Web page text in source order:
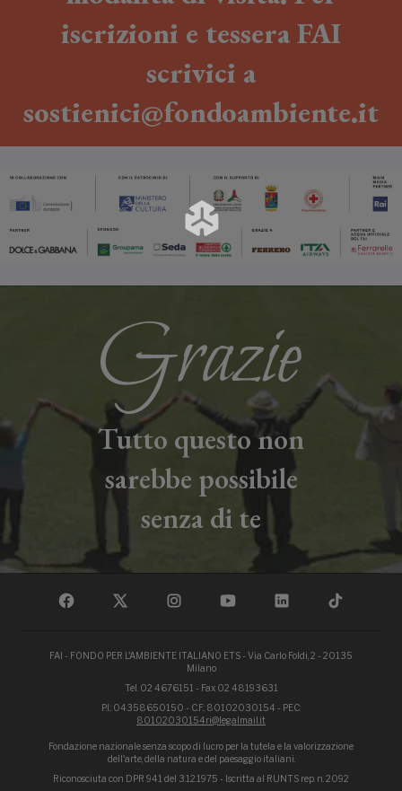
iscrizioni e tessera FAI
scrivici a
sostienici@fondoambiente.it
Tutto questo non
sarebbe possibile
senza di te
FAI - FONDO PER L'AMBIENTE ITALIANO ETS - Via Carlo Foldi, 2 - 20135
Milano
Tel. 02 4676151 - Fax 02 48193631
P.I.: 04358650150 - C.F.: 80102030154 - PEC:
80102030154ri@legalmail.it
Fondazione nazionale senza scopo di lucro per la tutela e la valorizzazione
dell'arte, della natura e del paesaggio italiani.
Riconosciuta con DPR 941 del 3.12.1975 - Iscritta al RUNTS rep. n. 2092